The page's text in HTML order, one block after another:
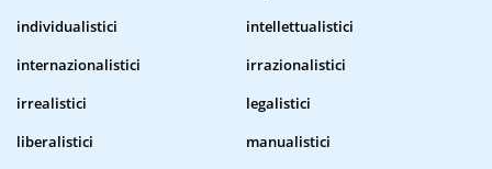
individualistici
intellettualistici
internazionalistici
irrazionalistici
irrealistici
legalistici
liberalistici
manualistici